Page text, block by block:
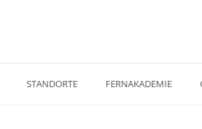
STANDORTE FERNAKADEMIE